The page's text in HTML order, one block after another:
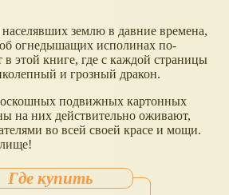
землю в давние времена,
огнедышащих исполинах по-
этой книге, где с каждой страницы
и грозный дракон.
подвижных картонных
на них действительно оживают,
во всей своей красе и мощи.